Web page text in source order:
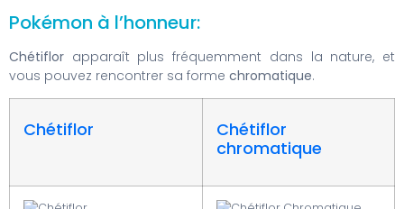
Pokémon à l’honneur:
Chétiflor apparaît plus fréquemment dans la nature, et
vous pouvez rencontrer sa forme chromatique.
Chétiflor
Chétiflor
chromatique